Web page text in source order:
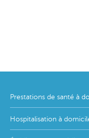
Footer
menu
Prestations de santé à
Hospitalisation à